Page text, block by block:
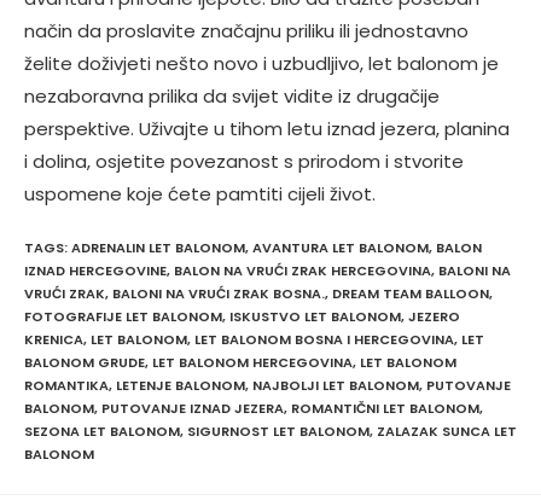
način da proslavite značajnu priliku ili jednostavno
želite doživjeti nešto novo i uzbudljivo, let balonom je
nezaboravna prilika da svijet vidite iz drugačije
perspektive. Uživajte u tihom letu iznad jezera, planina
i dolina, osjetite povezanost s prirodom i stvorite
uspomene koje ćete pamtiti cijeli život.
TAGS:ADRENALIN LET BALONOM,AVANTURA LET BALONOM, BALON
IZNAD HERCEGOVINE, BALON NA VRUĆI ZRAK HERCEGOVINA, BALONI NA
VRUĆI ZRAK, BALONI NA VRUĆI ZRAK BOSNA., DREAM TEAM BALLOON,
FOTOGRAFIJE LET BALONOM, ISKUSTVO LET BALONOM,JEZERO
KRENICA, LET BALONOM, LET BALONOM BOSNA I HERCEGOVINA, LET
BALONOM GRUDE, LET BALONOM HERCEGOVINA, LET BALONOM
ROMANTIKA, LETENJE BALONOM, NAJBOLJI LET BALONOM, PUTOVANJE
BALONOM, PUTOVANJE IZNAD JEZERA, ROMANTIČNI LET BALONOM,
SEZONA LET BALONOM, SIGURNOST LET BALONOM, ZALAZAK SUNCA LET
BALONOM